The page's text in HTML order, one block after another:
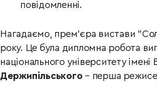
повідомленні.
Нагадаємо, прем’єра вистави
року. Це була дипломна робота
національного університету
Держипільського – перша